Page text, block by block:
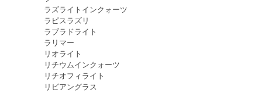
ラズライトインクォーツ
ラピスラズリ
ラブラドライト
ラリマー
リオライト
リチウムインクォーツ
リチオフィライト
リビアングラス